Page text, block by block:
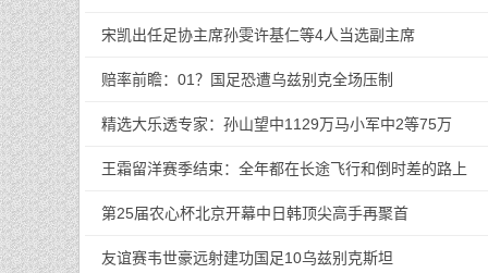
宋凯出任足协主席孙雯许基仁等4人当选副主席
赔率前瞻：01？国足恐遭乌兹别克全场压制
精选大乐透专家：孙山望中1129万马小军中2等75万
王霜留洋赛季结束：全年都在长途飞行和倒时差的路上
第25届农心杯北京开幕中日韩顶尖高手再聚首
友谊赛韦世豪远射建功国足10乌兹别克斯坦